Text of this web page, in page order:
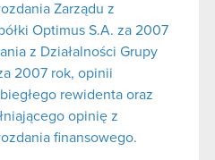
Zarządu z
Optimus S.A. za 2007
z Działalności Grupy
2007 rok, opinii
rewidenta oraz
opinię z
finansowego.